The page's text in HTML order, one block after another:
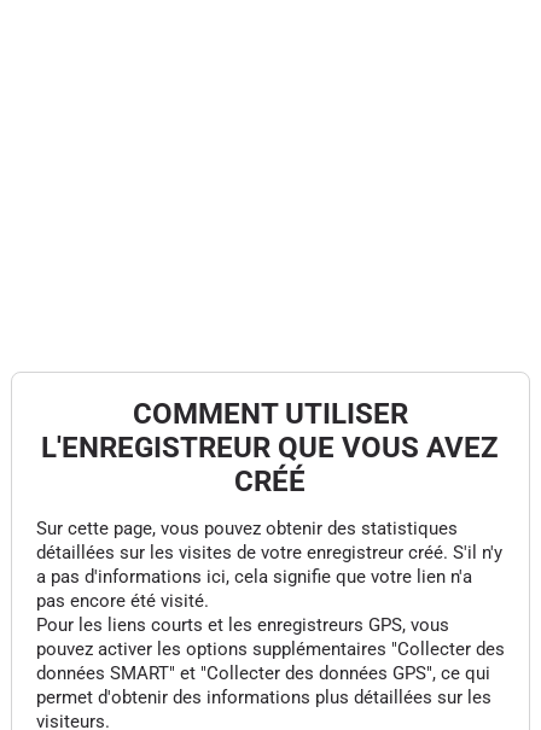
COMMENT UTILISER
L'ENREGISTREUR QUE VOUS AVEZ
CRÉÉ
Sur cette page, vous pouvez obtenir des statistiques
détaillées sur les visites de votre enregistreur créé. S'il n'y
a pas d'informations ici, cela signifie que votre lien n'a
pas encore été visité.
Pour les liens courts et les enregistreurs GPS, vous
pouvez activer les options supplémentaires "Collecter des
données SMART" et "Collecter des données GPS", ce qui
permet d'obtenir des informations plus détaillées sur les
visiteurs.